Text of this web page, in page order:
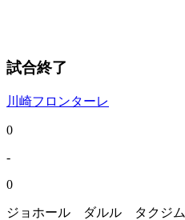
試合終了
川崎フロンターレ
0
-
0
ジョホール ダルル タクジム